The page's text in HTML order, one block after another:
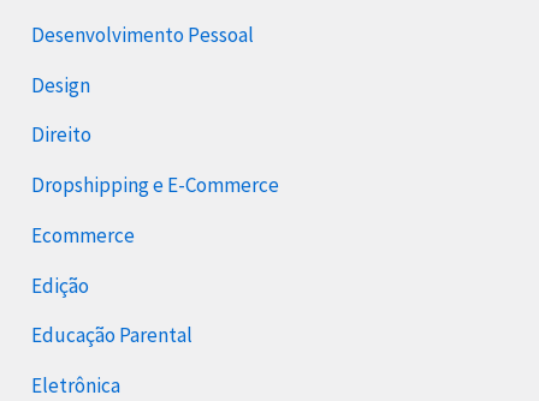
Desenvolvimento Pessoal
Design
Direito
Dropshipping e E-Commerce
Ecommerce
Edição
Educação Parental
Eletrônica